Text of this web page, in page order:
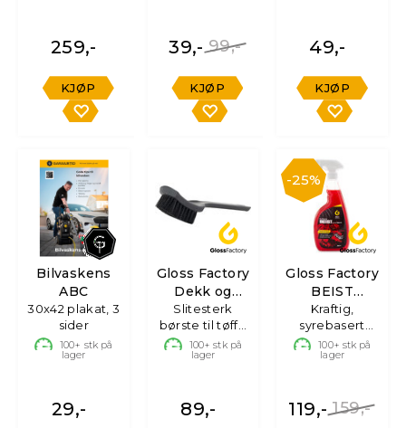
259,-
KJØP
99,-
39,-
KJØP
49,-
KJØP
Bilvaskens
ABC
30x42 plakat, 3
sider
100+ stk på
lager
29,-
Gloss Factory
Dekk og
Gummibørste
Slitesterk
børste til tøffe
overflater
100+ stk på
lager
89,-
25%
Gloss Factory
BEIST
Felgrens
Kraftig,
syrebasert
felgrens -
750ml
100+ stk på
lager
159,-
119,-